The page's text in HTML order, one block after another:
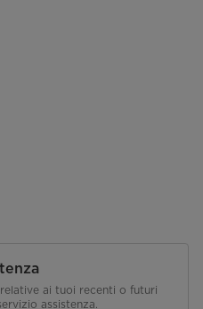
ai tuoi recenti o futuri
assistenza.